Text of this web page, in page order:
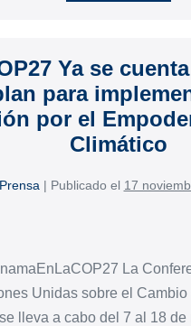
Ya se
para
por el
Climático
Prensa | Publicado el 17
La
Unidas sobre el
lleva a cabo del 7 al 18 de